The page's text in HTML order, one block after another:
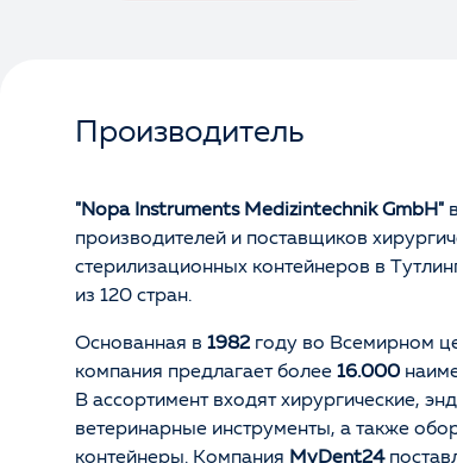
Производитель
"Nopa Instruments Medizintechnik GmbH"
производителей и поставщиков
стерилизационных контейнеров в
из 120 стран.
Основанная в 1982 году во Всемирном
компания предлагает более 16.000
В ассортимент входят хирургические,
ветеринарные инструменты, а также
контейнеры. Компания MyDent24